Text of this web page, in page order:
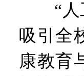
“人工
吸引全
康教育